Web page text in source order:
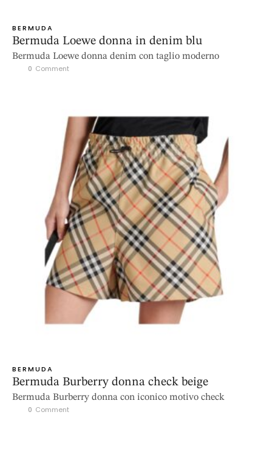
BERMUDA
Bermuda Loewe donna in denim blu
Bermuda Loewe donna denim con taglio moderno
0 Comment
BERMUDA
Bermuda Burberry donna check beige
Bermuda Burberry donna con iconico motivo check
0 Comment